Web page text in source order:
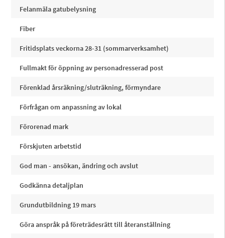
Felanmäla gatubelysning
Fiber
Fritidsplats veckorna 28-31 (sommarverksamhet)
Fullmakt för öppning av personadresserad post
Förenklad årsräkning/sluträkning, förmyndare
Förfrågan om anpassning av lokal
Förorenad mark
Förskjuten arbetstid
God man - ansökan, ändring och avslut
Godkänna detaljplan
Grundutbildning 19 mars
Göra anspråk på företrädesrätt till återanställning